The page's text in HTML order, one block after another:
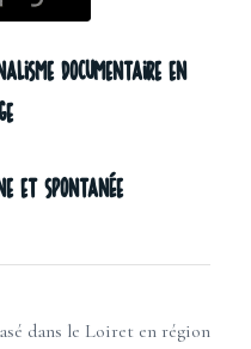
documentaire en
et spontanée
dans le Loiret en région